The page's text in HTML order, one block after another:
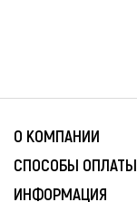
О КОМПАНИИ
СПОСОБЫ ОПЛАТЫ
ИНФОРМАЦИЯ